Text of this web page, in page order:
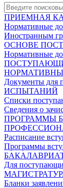
ПРИЕМНАЯ
Нормативные
Иностранным
ОСНОВЕ
Нормативные
Документы для
ИСПЫТАНИЙ
Списки
Сведения о
ПРОГРАММЫ
Расписание
Программы
Для
Бланки